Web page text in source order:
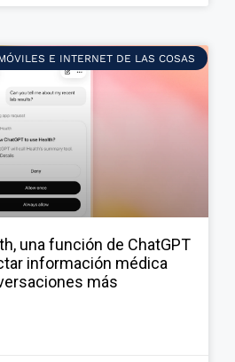
E INTERNET DE LAS COSAS
una función de ChatGPT
información médica
más